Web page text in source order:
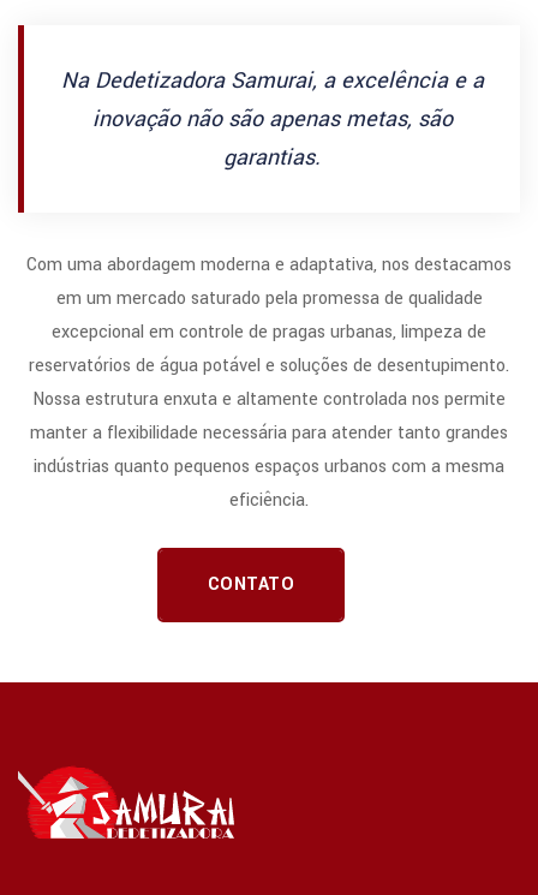
Na Dedetizadora Samurai, a excelência e a
inovação não são apenas metas, são
garantias.
Com uma abordagem moderna e adaptativa, nos destacamos
em um mercado saturado pela promessa de qualidade
excepcional em controle de pragas urbanas, limpeza de
reservatórios de água potável e soluções de desentupimento.
Nossa estrutura enxuta e altamente controlada nos permite
manter a flexibilidade necessária para atender tanto grandes
indústrias quanto pequenos espaços urbanos com a mesma
eficiência.
CONTATO